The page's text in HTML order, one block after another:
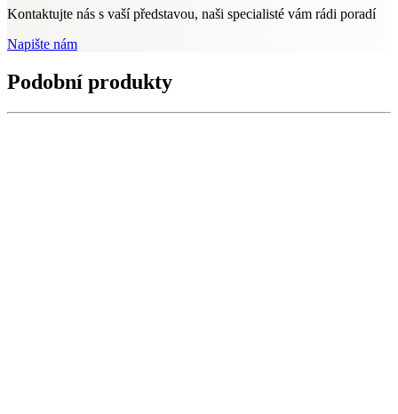
Kontaktujte nás s vaší představou, naši specialisté vám rádi poradí
Napište nám
Podobní produkty